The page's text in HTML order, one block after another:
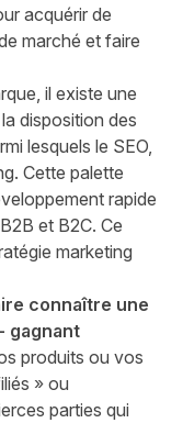
acquérir de
marché et faire
il existe une
disposition des
lesquels le SEO,
Cette palette
rapide
et B2C. Ce
marketing
connaître une
gagnant
produits ou vos
» ou
parties qui